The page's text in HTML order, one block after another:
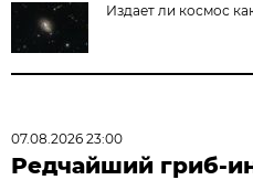
Издает ли космос
07.08.2026 23:00
Редчайший гриб-